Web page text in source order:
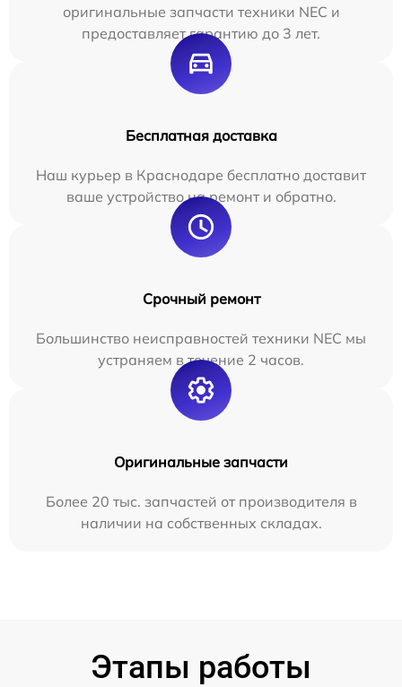
оригинальные запчасти техники NEC и
предоставляет гарантию до 3 лет.
Бесплатная доставка
Наш курьер в Краснодаре бесплатно доставит
ваше устройство на ремонт и обратно.
Срочный ремонт
Большинство неисправностей техники NEC мы
устраняем в течение 2 часов.
Оригинальные запчасти
Более 20 тыс. запчастей от производителя в
наличии на собственных складах.
Этапы работы